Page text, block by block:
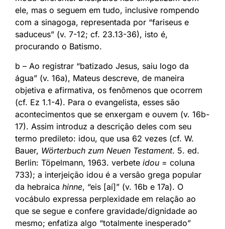
ele, mas o seguem em tudo, inclusive rompendo
com a sinagoga, representada por “fariseus e
saduceus” (v. 7-12; cf. 23.13-36), isto é,
procurando o Batismo.
b – Ao registrar “batizado Jesus, saiu logo da
água” (v. 16a), Mateus descreve, de maneira
objetiva e afirmativa, os fenômenos que ocorrem
(cf. Ez 1.1-4). Para o evangelista, esses são
acontecimentos que se enxergam e ouvem (v. 16b-
17). Assim introduz a descrição deles com seu
termo predileto: idou, que usa 62 vezes (cf. W.
Bauer, Wörterbuch zum Neuen Testament. 5. ed.
Berlin: Töpelmann, 1963. verbete idou = coluna
733); a interjeição idou é a versão grega popular
da hebraica hinne, “eis [aí]” (v. 16b e 17a). O
vocábulo expressa perplexidade em relação ao
que se segue e confere gravidade/dignidade ao
mesmo; enfatiza algo “totalmente inesperado”